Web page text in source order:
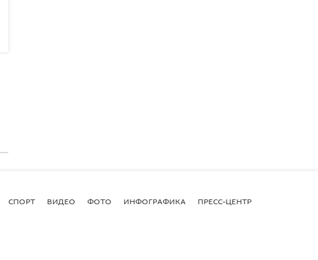
СПОРТ ВИДЕО ФОТО ИНФОГРАФИКА ПРЕСС-ЦЕНТР